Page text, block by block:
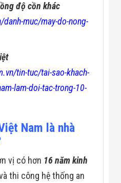
độ cồn khác
muc/may-do-nong-
tin-tuc/tai-sao-khach-
lam-doi-tac-trong-10-
Nam là nhà
vị có hơn 16 năm kinh
thi công hệ thống an